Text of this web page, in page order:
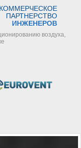
ПАРТНЕРСТВО
ИНЖЕНЕРОВ
воздуха,